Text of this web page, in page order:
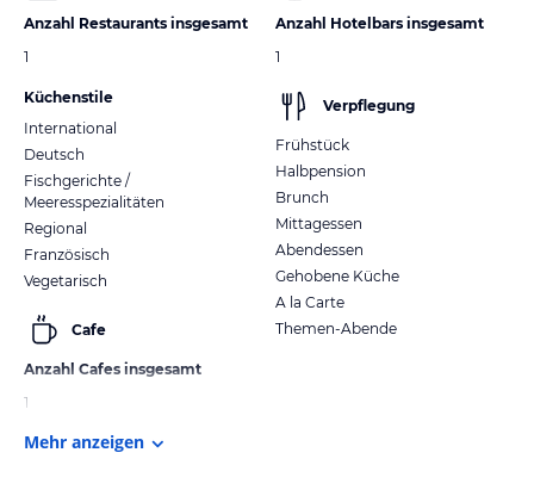
Anzahl Restaurants insgesamt
1
Küchenstile
International
Deutsch
Fischgerichte /
Meeresspezialitäten
Regional
Französisch
Vegetarisch
Cafe
Anzahl Cafes insgesamt
1
Anzahl Hotelbars insgesamt
1
Verpflegung
Frühstück
Halbpension
Brunch
Mittagessen
Abendessen
Gehobene Küche
A la Carte
Themen-Abende
Mehr anzeigen